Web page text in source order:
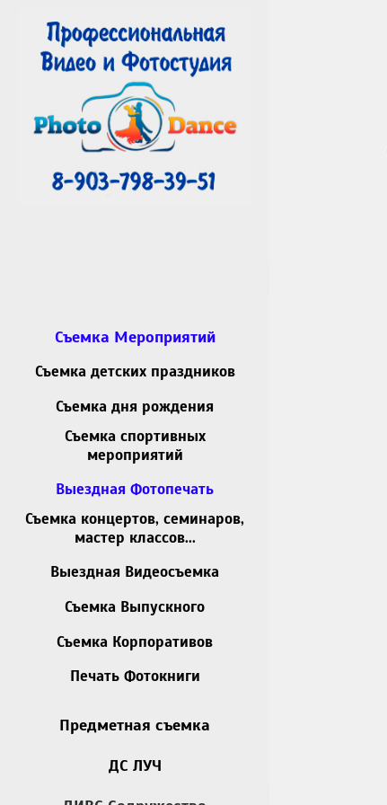
Съемка Мероприятий
Съемка детских праздников
Съемка дня рождения
Съемка спортивных
мероприятий
Выездная Фотопечать
Съемка концертов, семинаров,
мастер классов...
Выездная Видеосъемка
Съемка Выпускного
Съемка Корпоративов
Печать Фотокниги
Предметная съемка
ДС ЛУЧ